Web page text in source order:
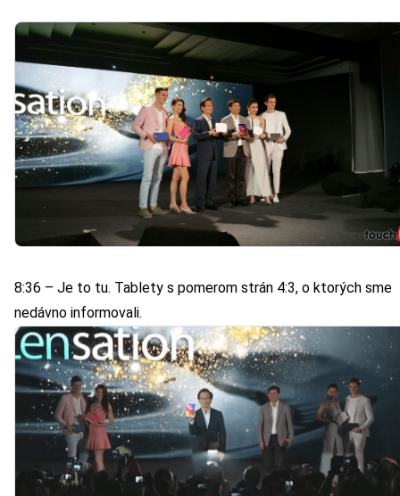
8:36 – Je to tu. Tablety s pomerom strán 4:3, o ktorých sme
nedávno informovali.